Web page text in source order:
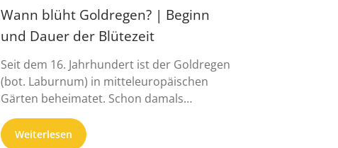
Wann blüht Goldregen? | Beginn
und Dauer der Blütezeit
Seit dem 16. Jahrhundert ist der Goldregen
(bot. Laburnum) in mitteleuropäischen
Gärten beheimatet. Schon damals
faszinierte der Anblick der ...
Weiterlesen